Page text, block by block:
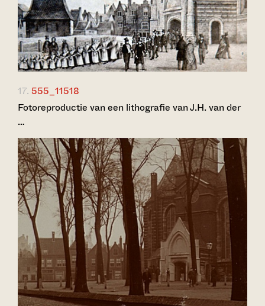
17. 555_11518
Fotoreproductie van een lithografie van J.H. van der
…